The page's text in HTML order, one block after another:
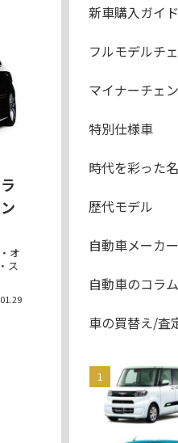
オ
ス
新車購入ガイ
フルモデルチ
マイナーチェ
特別仕様車
時代を彩った
歴代モデル
自動車メーカ
自動車のコラム
車の買替え/査